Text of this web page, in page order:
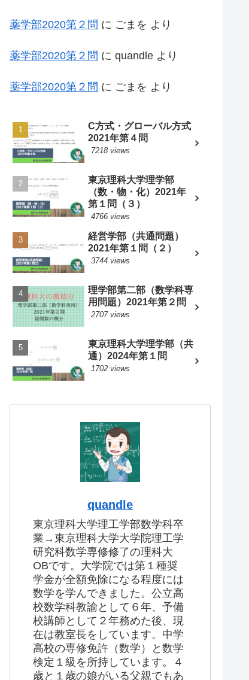
薬学部2020第２問 に ごまを より
薬学部2020第２問 に quandle より
薬学部2020第２問 に ごまを より
C方式・グローバル方式
2021年第４問
7218 views
東京理科大学理学部
（数・物・化）2021年
第１問（３）
4766 views
経営学部（共通問題）
2021年第１問（２）
3744 views
理学部第二部（数学科専
用問題）2021年第２問
2707 views
東京理科大学理学部（共
通）2024年第１問
1702 views
quandle
東京理科大学理工学部数学科卒
業→東京理科大学大学院理工学
研究科数学専修修了の理科大
OBです。大学院では第１種奨
学金が全額免除になる程度には
数学を学んできました。公立高
校数学科教諭として６年、予備
校講師として２年務めた後、現
在は教室長をしています。中学
高校の専修免許（数学）と数学
検定１級を所持しています。４
歳と１歳の娘がいる父親でもあ